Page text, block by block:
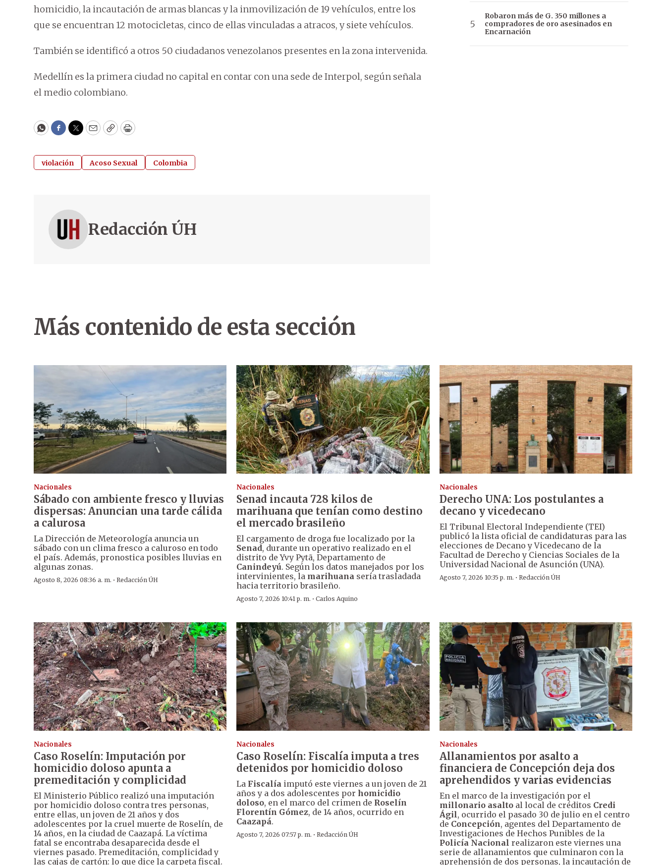
homicidio, la incautación de armas blancas y la inmovilización de 19 vehículos, entre los
que se encuentran 12 motocicletas, cinco de ellas vinculadas a atracos, y siete vehículos.
También se identificó a otros 50 ciudadanos venezolanos presentes en la zona intervenida.
Medellín es la primera ciudad no capital en contar con una sede de Interpol, según señala
el medio colombiano.
WhatsApp
Facebook
Twitter
EmailCopyPrint
violación Acoso Sexual Colombia
Redacción ÚH
Robaron más de G. 350 millones a
compradores de oro asesinados en
Encarnación
Más contenido de esta sección
Nacionales
Sábado con ambiente fresco y lluvias
dispersas: Anuncian una tarde cálida
a calurosa
La Dirección de Meteorología anuncia un
sábado con un clima fresco a caluroso en todo
el país. Además, pronostica posibles lluvias en
algunas zonas.
Agosto 8, 2026 08:36 a. m. · Redacción ÚH
Nacionales
Senad incauta 728 kilos de
marihuana que tenían como destino
el mercado brasileño
El cargamento de droga fue localizado por la
Senad, durante un operativo realizado en el
distrito de Yvy Pytã, Departamento de
Canindeyú. Según los datos manejados por los
intervinientes, la marihuana sería trasladada
hacia territorio brasileño.
Agosto 7, 2026 10:41 p. m. ·Carlos Aquino
Nacionales
Derecho UNA: Los postulantes a
decano y vicedecano
El Tribunal Electoral Independiente (TEI)
publicó la lista oficial de candidaturas para las
elecciones de Decano y Vicedecano de la
Facultad de Derecho y Ciencias Sociales de la
Universidad Nacional de Asunción (UNA).
Agosto 7, 2026 10:35 p. m. · Redacción ÚH
Nacionales
Caso Roselín: Imputación por
homicidio doloso apunta a
premeditación y complicidad
El Ministerio Público realizó una imputación
por homicidio doloso contra tres personas,
entre ellas, un joven de 21 años y dos
adolescentes por la cruel muerte de Roselín, de
14 años, en la ciudad de Caazapá. La víctima
fatal se encontraba desaparecida desde el
viernes pasado. Premeditación, complicidad y
las cajas de cartón: lo que dice la carpeta fiscal.
Nacionales
Caso Roselín: Fiscalía imputa a tres
detenidos por homicidio doloso
La Fiscalía imputó este viernes a un joven de 21
años y a dos adolescentes porhomicidio
doloso, en el marco del crimen de Roselín
Florentín Gómez, de 14 años, ocurrido en
Caazapá.
Agosto 7, 2026 07:57 p. m. ·Redacción ÚH
Nacionales
Allanamientos por asalto a
financiera de Concepción deja dos
aprehendidos y varias evidencias
En el marco de la investigación por el
millonario asaltoal local de créditos Credi
Ágil, ocurrido el pasado 30 de julio en el centro
de Concepción, agentes del Departamento de
Investigaciones de Hechos Punibles de la
Policía Nacional realizaron este viernes una
serie de allanamientos que culminaron con la
aprehensión de dos personas, la incautación de